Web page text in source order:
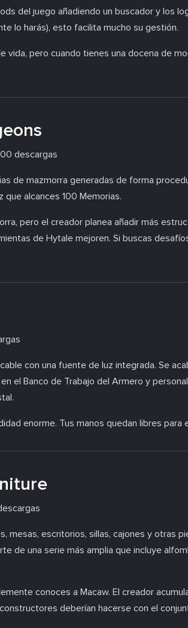
del juego añadiendo un buscador y los
lo harás), esto facilita mucho su gestión.
vida, pero cuando tienes una docena de
descargas
de mazmorra generadas de forma
alcances 100 Memorias.
pero el creador planea añadir más
de Hytale mejoren. Si buscas
con una fuente de luz integrada. Se
el Banco de Trabajo del Armero y
enorme. Tus manos quedan libres para
mesas, escritorios, sillas, cajones y otras
de una serie más amplia que incluye
conoces a Macaw. El creador
deberían hacerse con el